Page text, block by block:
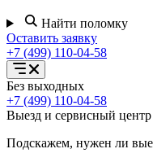
Найти поломку
Оставить заявку
+7 (499) 110-04-58
Открыть
меню
услуг
Без выходных
+7 (499) 110-04-58
Выезд и сервисный центр
Подскажем, нужен ли